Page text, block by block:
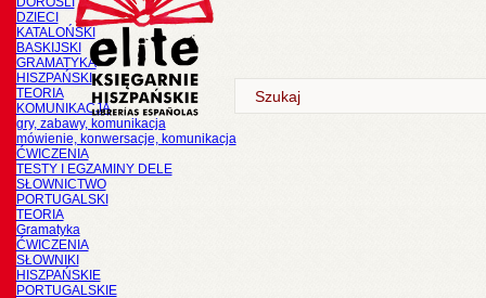
DZIECI
KATALOŃSKI
BASKIJSKI
GRAMATYKA
HISZPAŃSKI
TEORIA
KOMUNIKACJA
gry, zabawy, komunikacja
mówienie, konwersacje, komunikacja
ĆWICZENIA
TESTY I EGZAMINY DELE
SŁOWNICTWO
PORTUGALSKI
TEORIA
Gramatyka
ĆWICZENIA
SŁOWNIKI
HISZPAŃSKIE
PORTUGALSKIE